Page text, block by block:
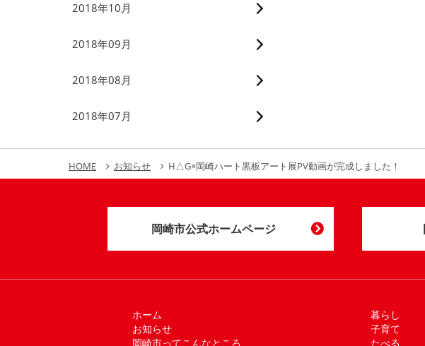
2018年10月
2018年09月
2018年08月
2018年07月
HOME お知らせ H△G×岡崎ハート黒板アート展PV動画が完成しました！
岡崎市公式ホームページ
ホーム
お知らせ
岡崎市ってこんなところ
暮らし
子育て
たべる